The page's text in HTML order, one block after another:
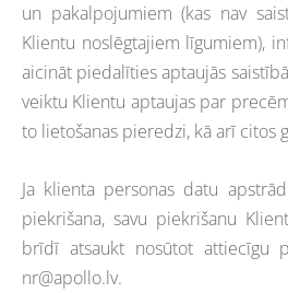
un pakalpojumiem (kas nav
Klientu noslēgtajiem līgumiem),
aicināt piedalīties aptaujās
veiktu Klientu aptaujas par
to lietošanas pieredzi, kā arī citos
Ja klienta personas datu
piekrišana, savu piekrišanu
brīdī atsaukt nosūtot attiecīgu
nr@apollo.lv.